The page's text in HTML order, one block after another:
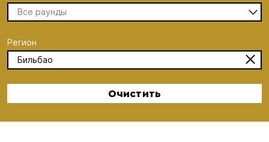
Регион
Бильбао
Все раунды
Очистить